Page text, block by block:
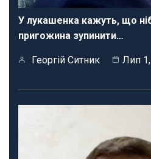
У лукашенка кажуть, що
пригожина зупинити…
Георгій Ситник Лип